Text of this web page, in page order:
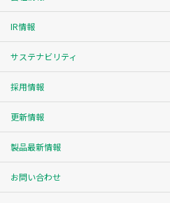
IR情報
サステナビリティ
採用情報
更新情報
製品最新情報
お問い合わせ